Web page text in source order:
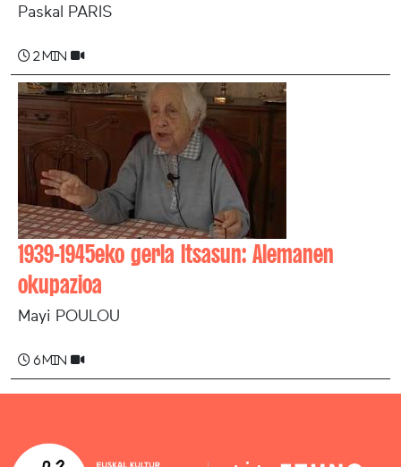
Paskal PARIS
2 min
1939-1945eko gerla Itsasun: Alemanen
okupazioa
Mayi POULOU
6 min